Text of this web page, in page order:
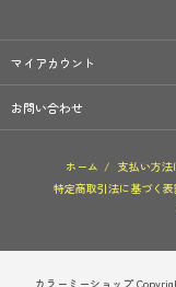
マイアカウント
お問い合わせ
ホーム / 支払い方法
特定商取引法に基づく表
カラーミーショップ